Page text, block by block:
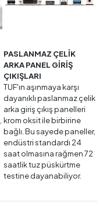
PASLANMAZ ÇELİK
ARKA PANEL GİRİŞ
ÇIKIŞLARI
TUF'ın aşınmaya karşı
dayanıklı paslanmaz çelik
arka giriş çıkış panelleri
krom oksit ile birbirine
bağlı. Bu sayede paneller,
endüstri standardı 24
saat olmasına rağmen 72
saatlik tuz püskürtme
testine dayanabiliyor.